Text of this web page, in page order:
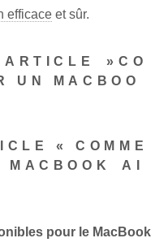
efficace et sûr.
⁢»CO
UN MACBOO
« COMME
MACBOOK⁤ AI
pour le MacBook